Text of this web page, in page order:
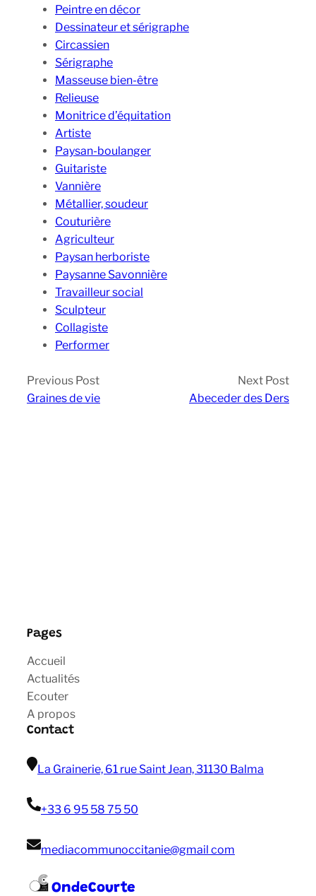
Peintre en décor
Dessinateur et sérigraphe
Circassien
Sérigraphe
Masseuse bien-être
Relieuse
Monitrice d’équitation
Artiste
Paysan-boulanger
Guitariste
Vannière
Métallier, soudeur
Couturière
Agriculteur
Paysan herboriste
Paysanne Savonnière
Travailleur social
Sculpteur
Collagiste
Performer
Previous Post
Graines de vie
Next Post
Abeceder des Ders
Pages
Accueil
Actualités
Ecouter
A propos
Contact
La Grainerie, 61 rue Saint Jean, 31130 Balma
+33 6 95 58 75 50
mediacommunoccitanie@gmail com
OndeCourte